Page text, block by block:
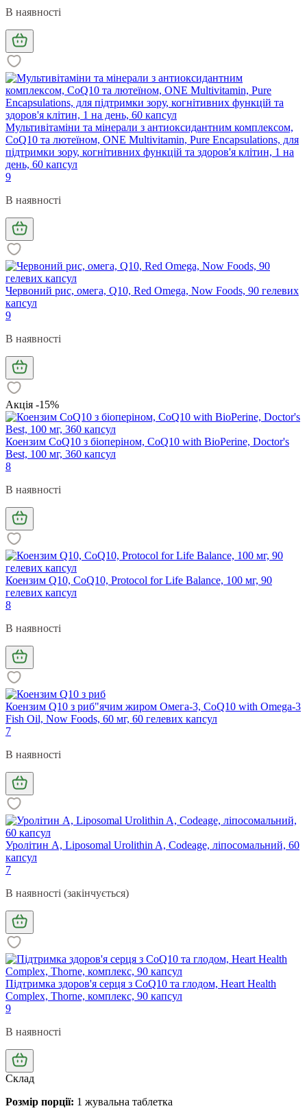
В наявності
Мультивітаміни та мінерали з антиоксидантним комплексом,
CoQ10 та лютеїном, ONE Multivitamin, Pure Encapsulations, для
підтримки зору, когнітивних функцій та здоров'я клітин, 1 на
день, 60 капсул
9
В наявності
Червоний рис, омега, Q10, Red Omega, Now Foods, 90 гелевих
капсул
9
В наявності
Акція -15%
Коензим CoQ10 з біоперіном, CoQ10 with BioPerine, Doctor's
Best, 100 мг, 360 капсул
8
В наявності
Коензим Q10, CoQ10, Protocol for Life Balance, 100 мг, 90
гелевих капсул
8
В наявності
Коензим Q10 з риб"ячим жиром Омега-3, CoQ10 with Omega-3
Fish Oil, Now Foods, 60 мг, 60 гелевих капсул
7
В наявності
Уролітин А, Liposomal Urolithin A, Codeage, ліпосомальний, 60
капсул
7
В наявності (закінчується)
Підтримка здоров'я серця з CoQ10 та глодом, Heart Health
Complex, Thorne, комплекс, 90 капсул
9
В наявності
Склад
Розмір порції: 1 жувальна таблетка